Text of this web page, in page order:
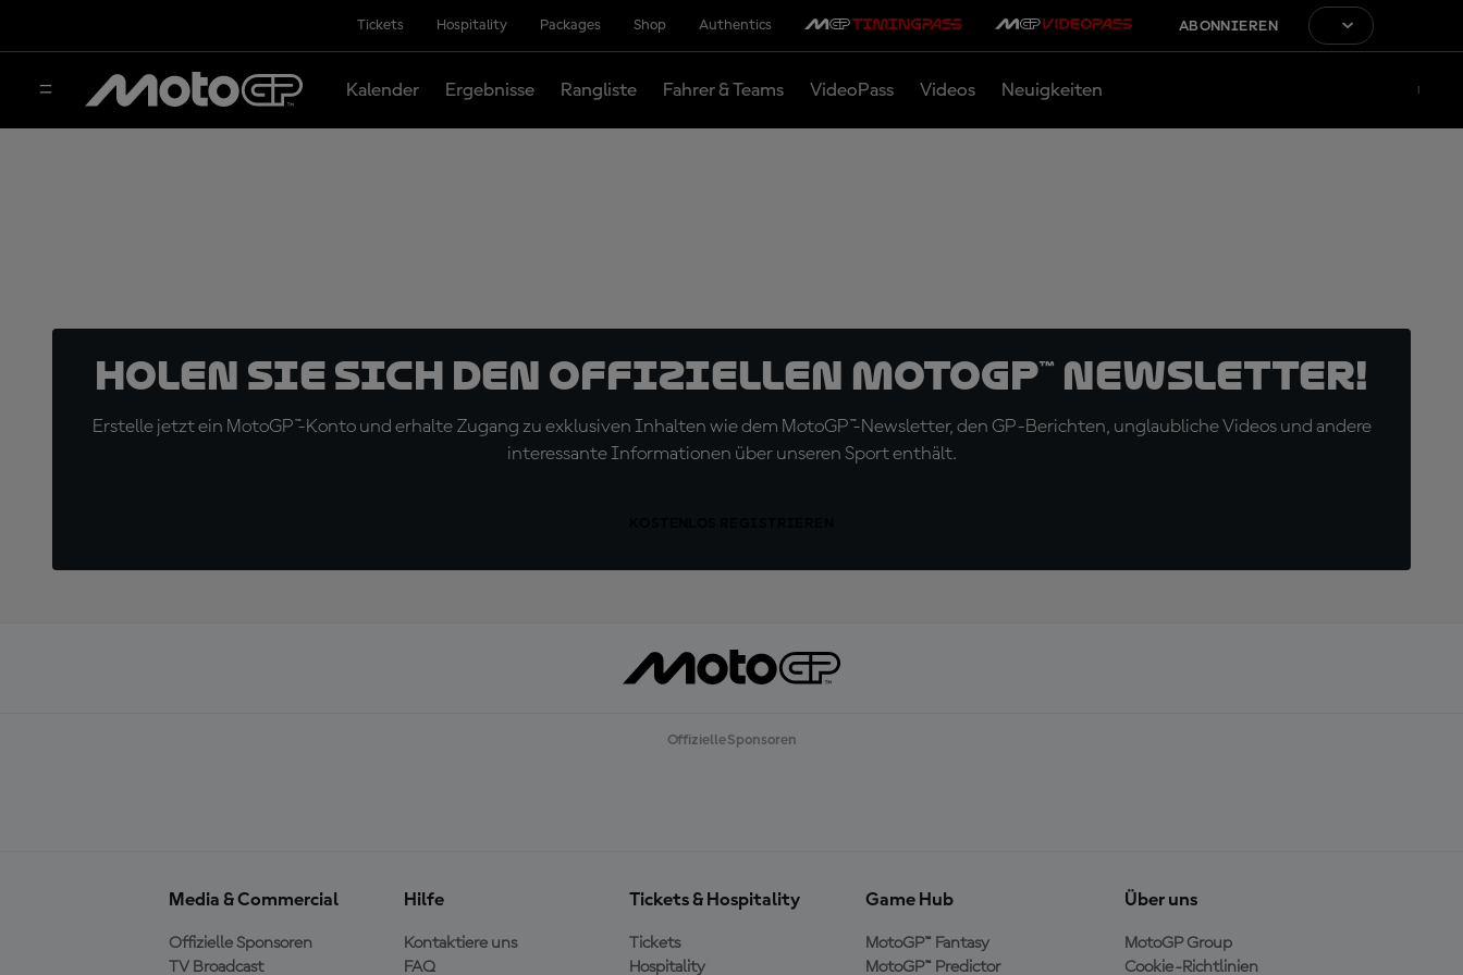
Tickets Hospitality Packages Shop Authentics ABONNIEREN
Kalender Ergebnisse Rangliste Fahrer & Teams VideoPass Videos Neuigkeiten
Holen Sie sich den offiziellen MotoGP™ Newsletter!
Erstelle jetzt ein MotoGP™-Konto und erhalte Zugang zu exklusiven Inhalten wie dem MotoGP™-Newsletter, den GP-Berichten, unglaubliche Videos und andere
interessante Informationen über unseren Sport enthält.
Offizielle Sponsoren
Media & Commercial
Offizielle Sponsoren
TV Broadcast
Hilfe
Kontaktiere uns
FAQ
Tickets & Hospitality
Tickets
Hospitality
Game Hub
MotoGP™ Fantasy
MotoGP™ Predictor
Über uns
MotoGP Group
Cookie-Richtlinien